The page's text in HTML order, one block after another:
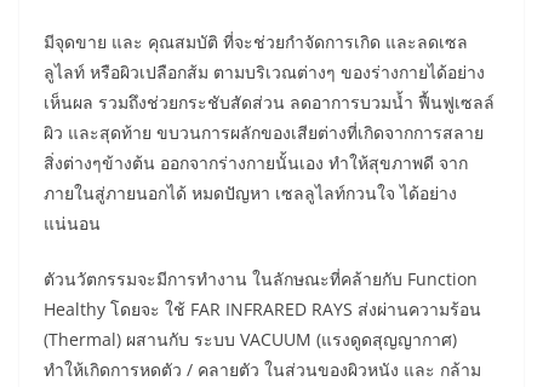
มีจุดขาย และ คุณสมบัติ ที่จะช่วยกำจัดการเกิด และลดเซล
ลูไลท์ หรือผิวเปลือกส้ม ตามบริเวณต่างๆ ของร่างกายได้อย่าง
เห็นผล รวมถึงช่วยกระชับสัดส่วน ลดอาการบวมน้ำ ฟื้นฟูเซลล์
ผิว และสุดท้าย ขบวนการผลักของเสียต่างที่เกิดจากการสลาย
สิ่งต่างๆข้างต้น ออกจากร่างกายนั้นเอง ทำให้สุขภาพดี จาก
ภายในสู่ภายนอกได้ หมดปัญหา เซลลูไลท์กวนใจ ได้อย่าง
แน่นอน
ตัวนวัตกรรมจะมีการทำงาน ในลักษณะที่คล้ายกับ Function
Healthy โดยจะ ใช้ FAR INFRARED RAYS ส่งผ่านความร้อน
(Thermal) ผสานกับ ระบบ VACUUM (แรงดูดสุญญากาศ)
ทำให้เกิดการหดตัว / คลายตัว ในส่วนของผิวหนัง และ กล้าม